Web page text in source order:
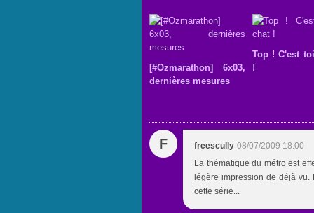
[#Ozmarathon] 6x03,
dernières mesures
Top ! C'est
!
F freescully 08/07/2009 18:00
La thématique du métro est
légère impression de déjà
cette série...